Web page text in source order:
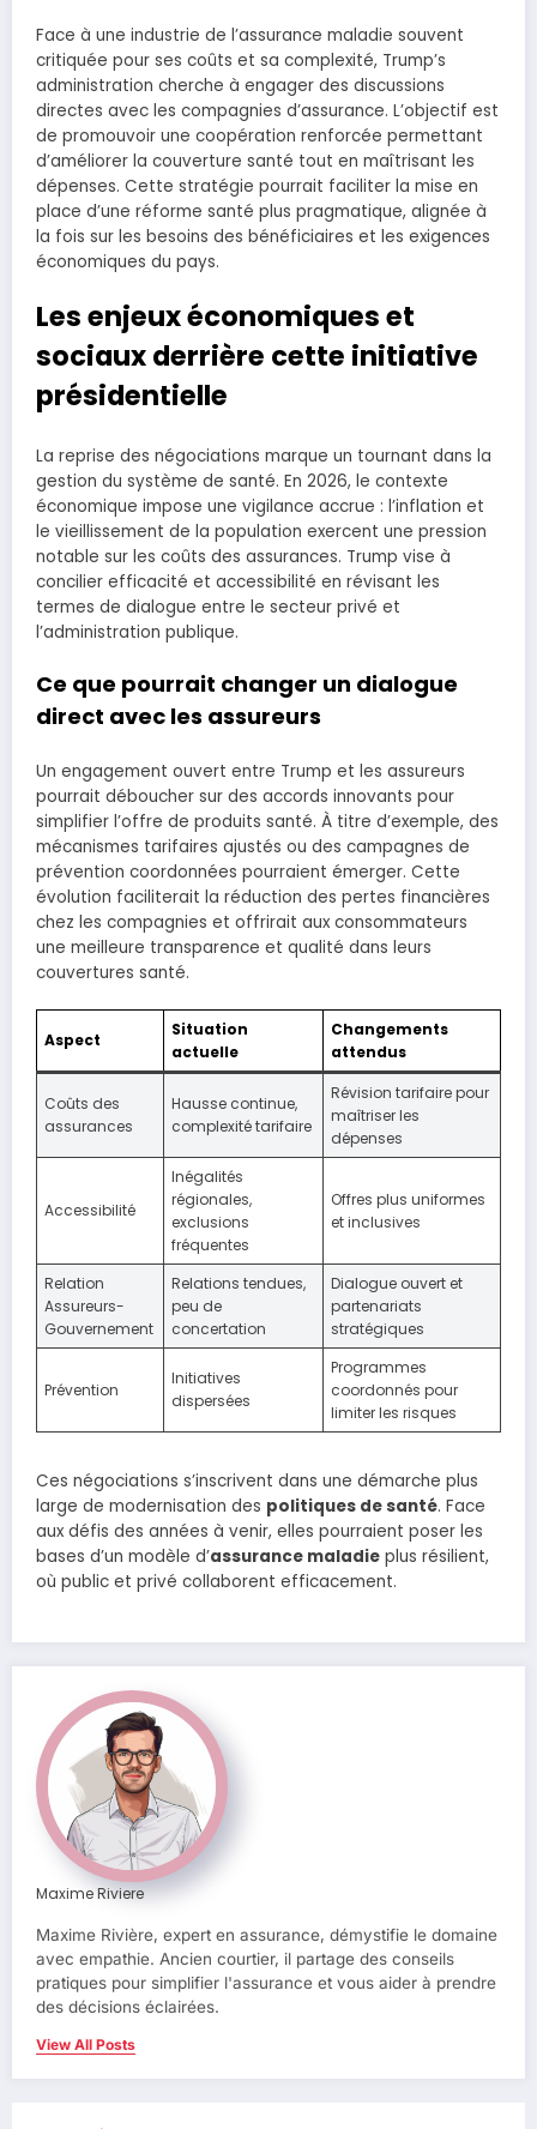
Face à une industrie de l’assurance maladie souvent
critiquée pour ses coûts et sa complexité, Trump’s
administration cherche à engager des discussions
directes avec les compagnies d’assurance. L’objectif est
de promouvoir une coopération renforcée permettant
d’améliorer la couverture santé tout en maîtrisant les
dépenses. Cette stratégie pourrait faciliter la mise en
place d’une réforme santé plus pragmatique, alignée à
la fois sur les besoins des bénéficiaires et les exigences
économiques du pays.
Les enjeux économiques et
sociaux derrière cette initiative
présidentielle
La reprise des négociations marque un tournant dans la
gestion du système de santé. En 2026, le contexte
économique impose une vigilance accrue : l’inflation et
le vieillissement de la population exercent une pression
notable sur les coûts des assurances. Trump vise à
concilier efficacité et accessibilité en révisant les
termes de dialogue entre le secteur privé et
l’administration publique.
Ce que pourrait changer un dialogue
direct avec les assureurs
Un engagement ouvert entre Trump et les assureurs
pourrait déboucher sur des accords innovants pour
simplifier l’offre de produits santé. À titre d’exemple, des
mécanismes tarifaires ajustés ou des campagnes de
prévention coordonnées pourraient émerger. Cette
évolution faciliterait la réduction des pertes financières
chez les compagnies et offrirait aux consommateurs
une meilleure transparence et qualité dans leurs
couvertures santé.
Aspect
Situation
actuelle
Changements
attendus
Coûts des
assurances
Hausse continue,
complexité tarifaire
Révision tarifaire pour
maîtriser les
dépenses
Accessibilité
Inégalités
régionales,
exclusions
fréquentes
Offres plus uniformes
et inclusives
Relation
Assureurs-
Gouvernement
Relations tendues,
peu de
concertation
Dialogue ouvert et
partenariats
stratégiques
Prévention
Initiatives
dispersées
Programmes
coordonnés pour
limiter les risques
Ces négociations s’inscrivent dans une démarche plus
large de modernisation des politiques de santé. Face
aux défis des années à venir, elles pourraient poser les
bases d’un modèle d’assurance maladie plus résilient,
où public et privé collaborent efficacement.
Maxime Riviere
Maxime Rivière, expert en assurance, démystifie le domaine
avec empathie. Ancien courtier, il partage des conseils
pratiques pour simplifier l'assurance et vous aider à prendre
des décisions éclairées.
View All Posts